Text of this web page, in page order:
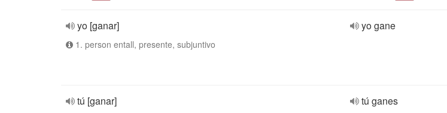
yo [ganar]
1. person entall, presente, subjuntivo
yo gane
tú [ganar] tú ganes